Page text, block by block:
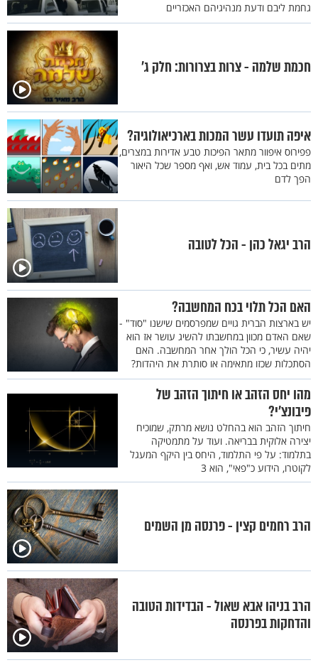
גחמת ליבם ודעת מנהיגיהם האכזריים
חכמת שלמה - צרות בצרורות: חלק ג'
איפה תועדו עשר המכות בארכיאולוגיה?
פפירוס איפוור מתאר הפיכות טבע אדירות במצרים,
מתים בכל בית, עמוד אש, ואף מספר שכל היאור
הפך לדם
הרב יגאל כהן - הכל לטובה
האם הכל תלוי בכח המחשבה?
יש בארצות הברית גויים שמפרסמים שישנו "סוד" -
שאם האדם מכוון במחשבתו להשיג עושר אז הוא
יהיה עשיר, כי הכל הולך אחר המחשבה. האם
הסתכלות שכזו מתאימה או סותרת את היהדות?
מהו יחס הזהב או חיתוך הזהב של
פיבונצ’י?
חיתוך הזהב הוא בהחלט נושא מרתק, שמוכיח
יצירה אלוקית בבריאה. ועוד על מתמטיקה
בתלמוד: על פי התלמוד, היחס בין היקף המעגל
לקוטרו, הידוע כ"פאי", הוא 3
הרב רחמים קצין - פרנסה מן השמים
הרב בניהו אבא שאול - הבדידות הטובה
והדחקות בפרנסה